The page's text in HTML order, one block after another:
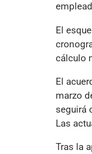
El
cálculo
El
marzo
seguirá
Las
Tras la